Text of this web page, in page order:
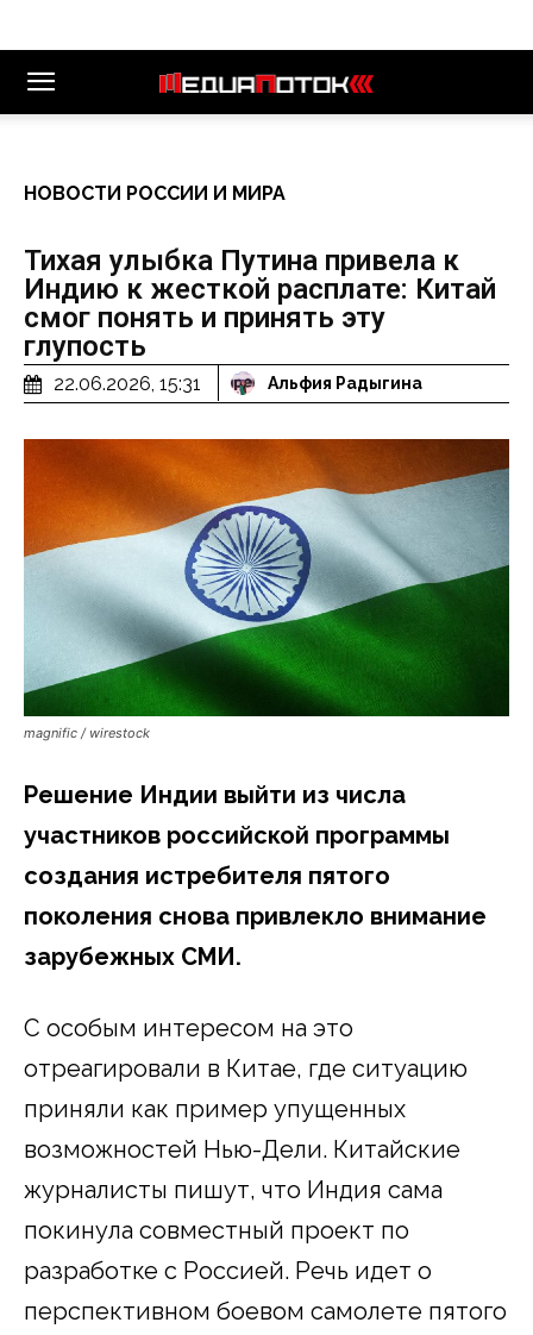
НОВОСТИ РОССИИ И МИРА
Тихая улыбка Путина привела к
Индию к жесткой расплате: Китай
смог понять и принять эту
глупость
22.06.2026, 15:31 Альфия Радыгина
magnific / wirestock
Решение Индии выйти из числа
участников российской программы
создания истребителя пятого
поколения снова привлекло внимание
зарубежных СМИ.
С особым интересом на это
отреагировали в Китае, где ситуацию
приняли как пример упущенных
возможностей Нью-Дели. Китайские
журналисты пишут, что Индия сама
покинула совместный проект по
разработке с Россией. Речь идет о
перспективном боевом самолете пятого